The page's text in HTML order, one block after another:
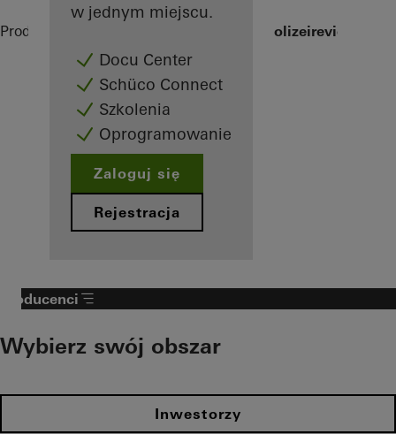
w jednym miejscu.
Docu Center
Schüco Connect
Szkolenia
Oprogramowanie
Zaloguj się
Rejestracja
Producenci Bundespolizeirevier
Producenci
Wybierz swój obszar
Inwestorzy